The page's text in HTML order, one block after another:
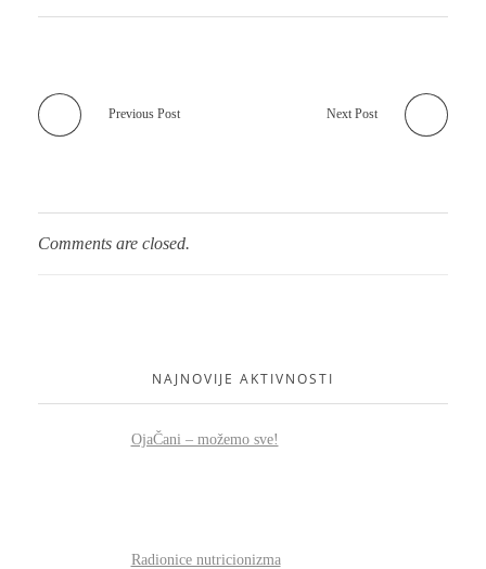
Previous Post Next Post
Comments are closed.
NAJNOVIJE AKTIVNOSTI
OjaČani – možemo sve!
Radionice nutricionizma